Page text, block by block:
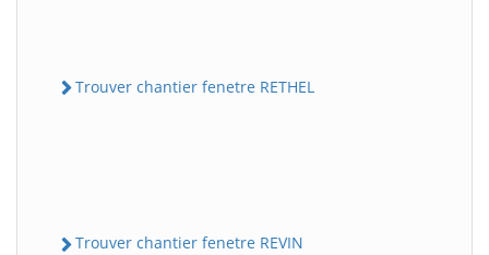
Trouver chantier fenetre RETHEL
Trouver chantier fenetre REVIN